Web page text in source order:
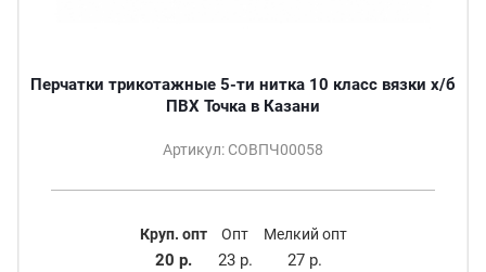
Перчатки трикотажные 5-ти нитка 10 класс вязки х/б
ПВХ Точка в Казани
Артикул: СОВПЧ00058
Круп. опт
20 р.
Опт
23 р.
Мелкий опт
27 р.